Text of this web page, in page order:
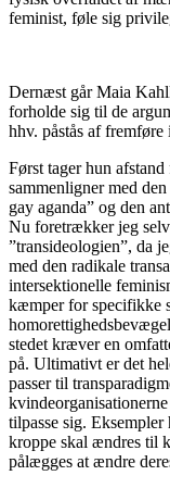
feminist, føle sig
Dernæst går Maia
forholde sig til de
hhv. påstås af fremføre
Først tager hun
sammenligner med
gay aganda” og den
Nu foretrækker jeg
”transideologien”, da
med den radikale
intersektionelle
kæmper for specifikke
stedet kræver en
på. Ultimativt er det
passer til
tilpasse sig.
kroppe skal ændres til
pålægges at ændre